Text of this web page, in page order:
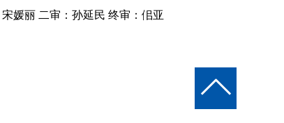
媛丽 二审：孙延民 终审：佀亚